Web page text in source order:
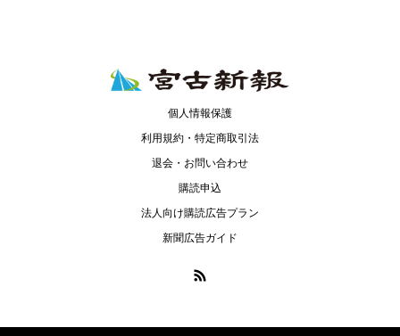
個人情報保護
利用規約・特定商取引法
退会・お問い合わせ
購読申込
法人向け購読広告プラン
新聞広告ガイド